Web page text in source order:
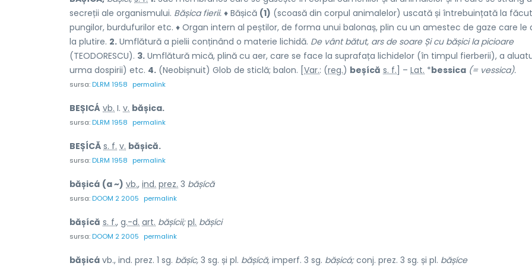
secreții ale organismului. Bășica fierii. ♦ Bășică (1) (scoasă din corpul animalelor) uscată și întrebuințată la
pungilor, burdufurilor etc. ♦ Organ intern al peștilor, de forma unui balonaș, plin cu un amestec de gaze care le
la plutire. 2. Umflătură a pielii conținând o materie lichidă. De vânt bătut, ars de soare Și cu bășici la picioare
(TEODORESCU). 3. Umflătură mică, plină cu aer, care se face la suprafața lichidelor (în timpul fierberii), a
urma dospirii) etc. 4. (Neobișnuit) Glob de sticlă; balon. [Var.: (reg.) beșícă s. f.] – Lat. *bessica (= vessica).
sursa:DLRM 1958 permalink
BEȘICÁ vb. I. v. bășica.
sursa:DLRM 1958 permalink
BEȘÍCĂ s. f. v. bășică.
sursa:DLRM 1958 permalink
bășicá (a ~) vb., ind. prez. 3 bășícă
sursa:DOOM 2 2005 permalink
bășícă s. f., g.-d. art. bășícii; pl. bășíci
sursa:DOOM 2 2005 permalink
bășicá vb., ind. prez. 1 sg. bășíc, 3 sg. și pl. bășícă, imperf. 3 sg. bășicá;conj. prez. 3 sg. și pl. bășíce